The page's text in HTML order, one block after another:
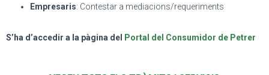
Empresaris: Contestar a mediacions/requeriments
S’ha d’accedir a la pàgina del Portal del Consumidor de Petrer